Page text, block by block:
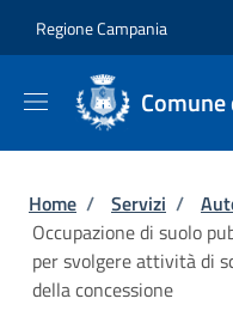
Regione Campania
Briciole di
Home / Servizi /
Occupazione di suolo
per svolgere attività di
della concessione